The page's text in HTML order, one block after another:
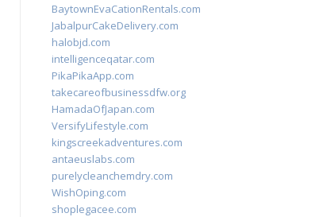
BaytownEvaCationRentals.com
JabalpurCakeDelivery.com
halobjd.com
intelligenceqatar.com
PikaPikaApp.com
takecareofbusinessdfw.org
HamadaOfJapan.com
VersifyLifestyle.com
kingscreekadventures.com
antaeuslabs.com
purelycleanchemdry.com
WishOping.com
shoplegacee.com